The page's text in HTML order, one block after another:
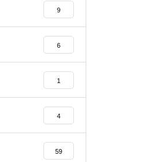
9
6
1
4
59